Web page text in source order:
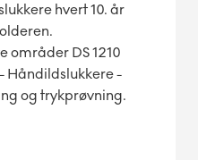
hvert 10. år
områder DS 1210
Håndildslukkere -
og trykprøvning.